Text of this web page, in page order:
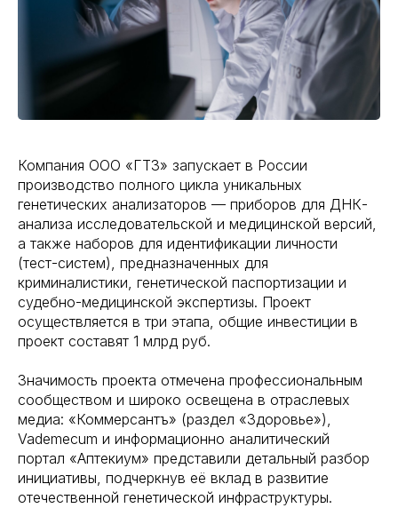
Компания ООО «ГТЗ» запускает в России
производство полного цикла уникальных
генетических анализаторов — приборов для ДНК-
анализа исследовательской и медицинской версий,
а также наборов для идентификации личности
(тест-систем), предназначенных для
криминалистики, генетической паспортизации и
судебно-медицинской экспертизы. Проект
осуществляется в три этапа, общие инвестиции в
проект составят 1 млрд руб.
Значимость проекта отмечена профессиональным
сообществом и широко освещена в отраслевых
медиа: «Коммерсантъ» (раздел «Здоровье»),
Vademecum и информационно аналитический
портал «Аптекиум» представили детальный разбор
инициативы, подчеркнув её вклад в развитие
отечественной генетической инфраструктуры.